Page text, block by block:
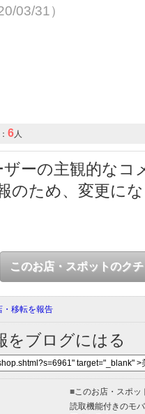
03/31）
6人
ーの主観的なコ
のため、変更に
このお店・スポットのク
・移転を報告
をブログにはる
■このお店・スポッ
読取機能付きのモ